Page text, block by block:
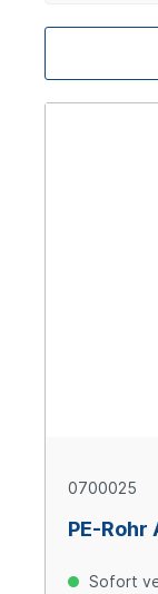
0700025
PE-
Sofort